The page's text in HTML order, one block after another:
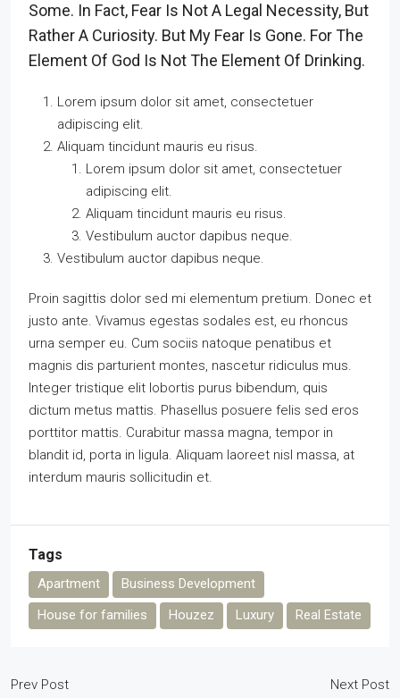
Some. In Fact, Fear Is Not A Legal Necessity, But
Rather A Curiosity. But My Fear Is Gone. For The
Element Of God Is Not The Element Of Drinking.
Lorem ipsum dolor sit amet, consectetuer
adipiscing elit.
Aliquam tincidunt mauris eu risus.
Lorem ipsum dolor sit amet, consectetuer
adipiscing elit.
Aliquam tincidunt mauris eu risus.
Vestibulum auctor dapibus neque.
Vestibulum auctor dapibus neque.
Proin sagittis dolor sed mi elementum pretium. Donec et
justo ante. Vivamus egestas sodales est, eu rhoncus
urna semper eu. Cum sociis natoque penatibus et
magnis dis parturient montes, nascetur ridiculus mus.
Integer tristique elit lobortis purus bibendum, quis
dictum metus mattis. Phasellus posuere felis sed eros
porttitor mattis. Curabitur massa magna, tempor in
blandit id, porta in ligula. Aliquam laoreet nisl massa, at
interdum mauris sollicitudin et.
Tags
Apartment
Business Development
House for families
Houzez Luxury Real Estate
Prev Post
Next Post